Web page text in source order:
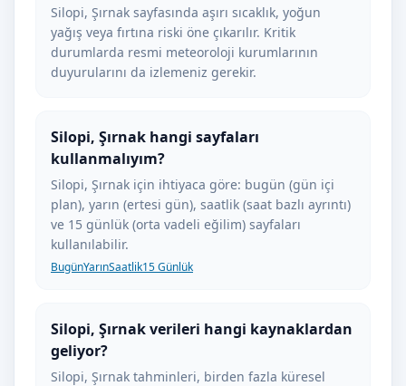
Silopi, Şırnak sayfasında aşırı sıcaklık, yoğun
yağış veya fırtına riski öne çıkarılır. Kritik
durumlarda resmi meteoroloji kurumlarının
duyurularını da izlemeniz gerekir.
Silopi, Şırnak hangi sayfaları
kullanmalıyım?
Silopi, Şırnak için ihtiyaca göre: bugün (gün içi
plan), yarın (ertesi gün), saatlik (saat bazlı ayrıntı)
ve 15 günlük (orta vadeli eğilim) sayfaları
kullanılabilir.
BugünYarınSaatlik15 Günlük
Silopi, Şırnak verileri hangi kaynaklardan
geliyor?
Silopi, Şırnak tahminleri, birden fazla küresel